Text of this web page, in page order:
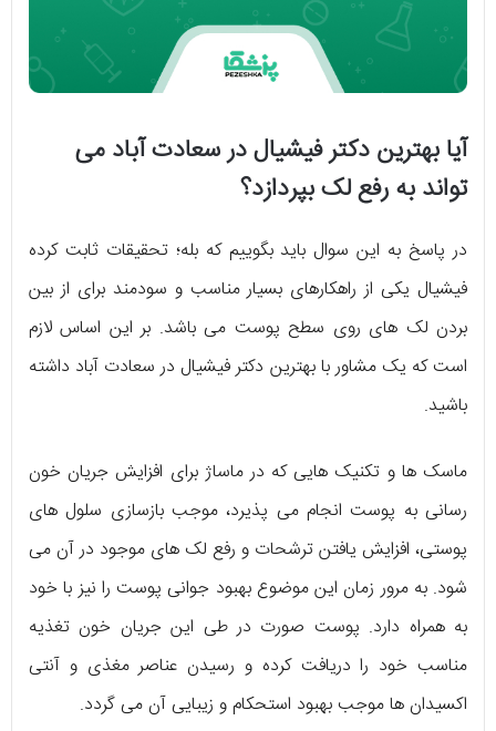
آیا بهترین دکتر فیشیال در سعادت آباد می
تواند به رفع لک بپردازد؟
در پاسخ به این سوال باید بگوییم که بله؛ تحقیقات ثابت کرده
فیشیال یکی از راهکارهای بسیار مناسب و سودمند برای از بین
بردن لک های روی سطح پوست می‌ باشد. بر این اساس لازم
است که یک مشاور با بهترین دکتر فیشیال در سعادت آباد داشته
باشید.
ماسک‌ ها و تکنیک‌ هایی که در ماساژ برای افزایش جریان خون
رسانی به پوست انجام می‌ پذیرد، موجب بازسازی سلول‌ های
پوستی، افزایش یافتن ترشحات و رفع لک‌ های موجود در آن می‌
شود. به مرور زمان این موضوع بهبود جوانی پوست را نیز با خود
به همراه دارد. پوست صورت در طی این جریان خون تغذیه‌
مناسب خود را دریافت کرده و رسیدن عناصر مغذی و آنتی
اکسیدان‌ ها موجب بهبود استحکام و زیبایی آن می‌ گردد.